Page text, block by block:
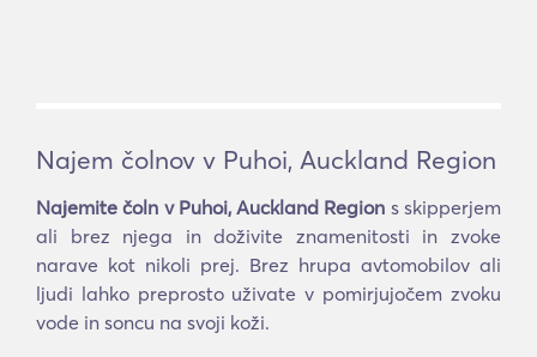
Najem čolnov v Puhoi, Auckland Region
Najemite čoln v Puhoi, Auckland Region s skipperjem
ali brez njega in doživite znamenitosti in zvoke
narave kot nikoli prej. Brez hrupa avtomobilov ali
ljudi lahko preprosto uživate v pomirjujočem zvoku
vode in soncu na svoji koži.